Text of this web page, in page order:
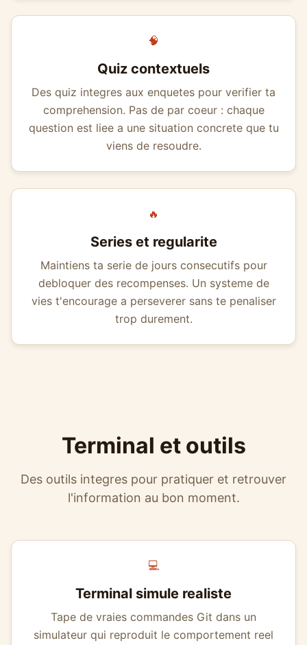
🧠
Quiz contextuels
Des quiz integres aux enquetes pour verifier ta
comprehension. Pas de par coeur : chaque
question est liee a une situation concrete que tu
viens de resoudre.
🔥
Series et regularite
Maintiens ta serie de jours consecutifs pour
debloquer des recompenses. Un systeme de
vies t'encourage a perseverer sans te penaliser
trop durement.
Terminal et outils
Des outils integres pour pratiquer et retrouver
l'information au bon moment.
💻
Terminal simule realiste
Tape de vraies commandes Git dans un
simulateur qui reproduit le comportement reel